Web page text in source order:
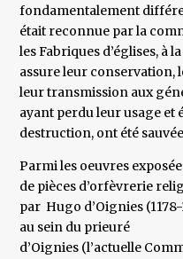
fondamentalement
était reconnue par la
les Fabriques d’églises, à
assure leur conservation,
leur transmission aux
ayant perdu leur usage et
destruction, ont été
Parmi les oeuvres
de pièces d’orfèvrerie
par Hugo d’Oignies
au sein du prieuré
d’Oignies (l’actuelle